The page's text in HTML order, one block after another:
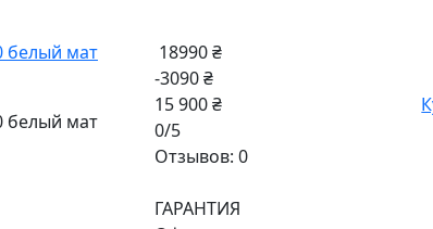
18990 ₴
-3090 ₴
15 900 ₴
0/5
Отзывов: 0
ГАРАНТИЯ